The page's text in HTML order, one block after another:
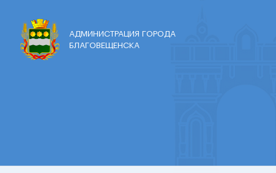
АДМИНИСТРАЦИЯ ГОРОДА
БЛАГОВЕЩЕНСКА